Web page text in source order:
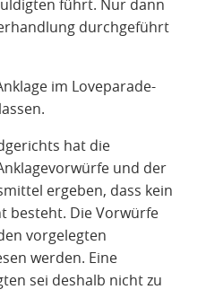
führt. Nur dann
durchgeführt
im Loveparade-
hat die
und der
ergeben, dass kein
besteht. Die Vorwürfe
vorgelegten
werden. Eine
sei deshalb nicht zu